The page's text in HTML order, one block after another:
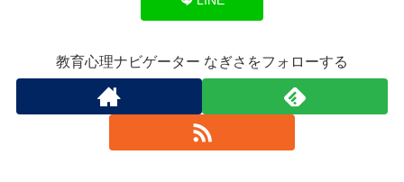
教育心理ナビゲーター なぎさをフォローする